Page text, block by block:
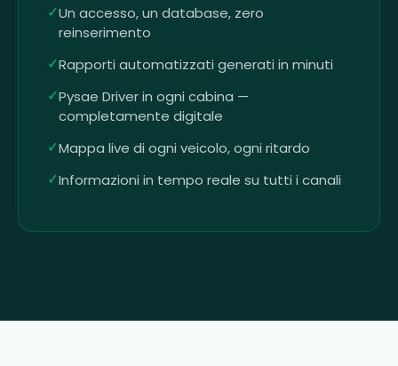
✓Un accesso, un database, zero
reinserimento
✓Rapporti automatizzati generati in minuti
✓Pysae Driver in ogni cabina —
completamente digitale
✓Mappa live di ogni veicolo, ogni ritardo
✓Informazioni in tempo reale su tutti i canali